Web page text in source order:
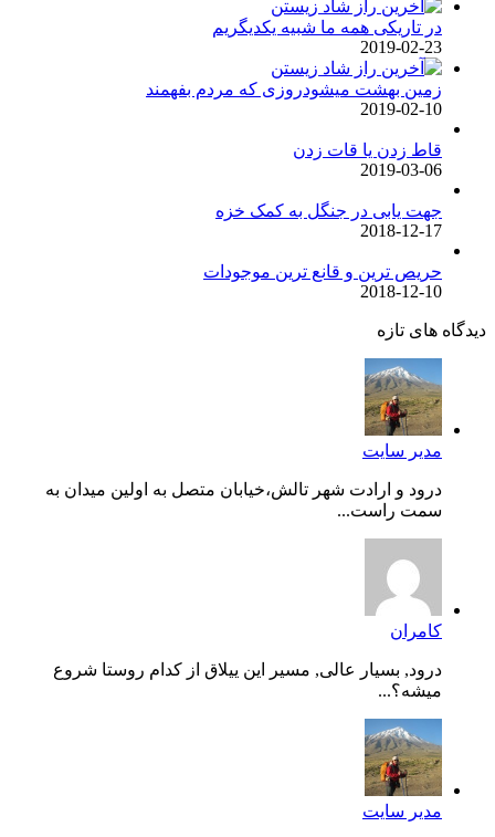
در تاریکی همه ما شبیه یکدیگریم
2019-02-23
زمین بهشت میشودروزی که مردم بفهمند
2019-02-10
قاط زدن یا قات زدن
2019-03-06
جهت یابی در جنگل به کمک خزه
2018-12-17
حریص ترین و قانع ترین موجودات
2018-12-10
دیدگاه های تازه
مدیر سایت
درود و ارادت شهر تالش،خیابان متصل به اولین میدان به
سمت راست...
کامران
درود, بسیار عالی, مسیر این ییلاق از کدام روستا شروع
میشه؟...
مدیر سایت